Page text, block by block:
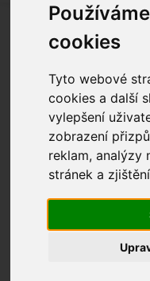
cookies
Tyto webové
cookies a další
vylepšení
zobrazení
reklam, analýzy
stránek a